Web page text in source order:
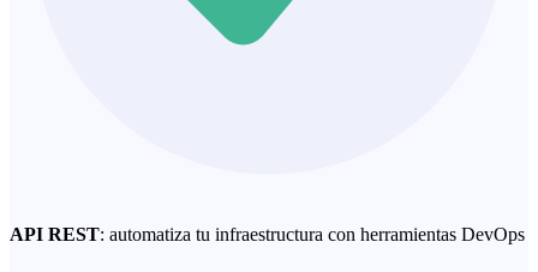
API REST: automatiza tu infraestructura con herramientas DevOps